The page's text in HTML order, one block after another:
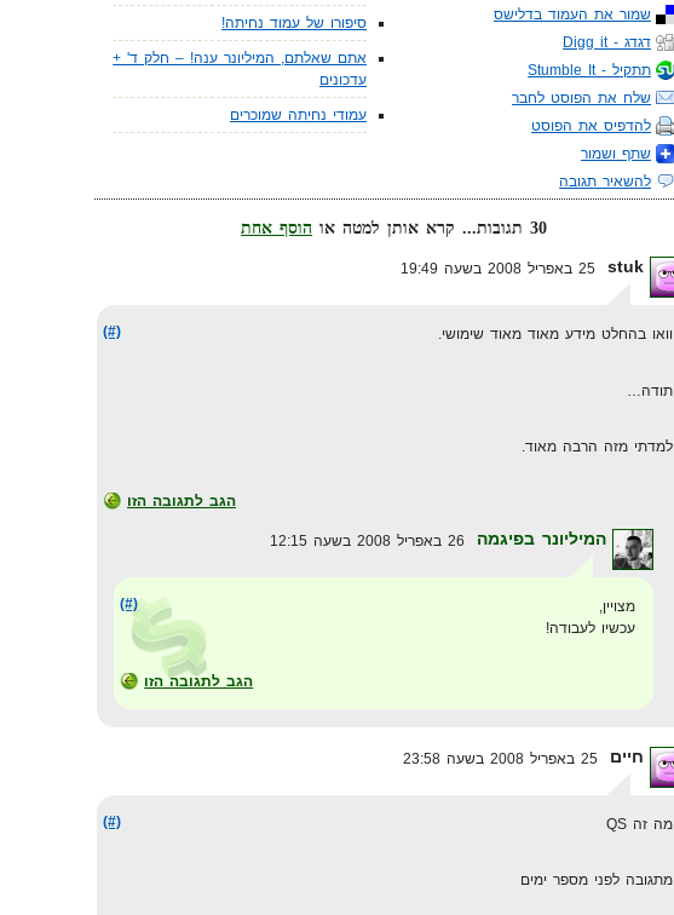
סיפורו של עמוד נחיתה!
אתם שאלתם, המיליונר ענה! – חלק ד' +
עדכונים
עמודי נחיתה שמוכרים
שמור את העמוד בדלישס
דגדג - Digg it
תתקיל - Stumble It
שלח את הפוסט לחבר
להדפיס את הפוסט
שתף ושמור
להשאיר תגובה
30 תגובות... קרא אותן למטה או
הוסף אחת
stuk
(#) וואו בהחלט מידע מאוד מאוד שימושי.
תודה…
למדתי מזה הרבה מאוד.
הגב לתגובה הזו
המיליונר בפיגמה
(#)
מצויין,
עכשיו לעבודה!
הגב לתגובה הזו
חיים
(#) מה זה QS
מתגובה לפני מספר ימים